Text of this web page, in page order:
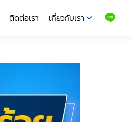
ติดต่อเรา
เกี่ยวกับเรา